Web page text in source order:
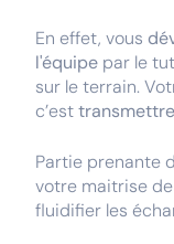
En effet, vous
l'équipe par le
sur le terrain.
c’est
Partie prenante
votre maitrise de
fluidifier les